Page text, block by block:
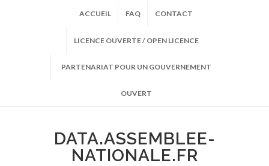
ACCUEIL FAQ CONTACT
LICENCE OUVERTE / OPEN LICENCE
PARTENARIAT POUR UN GOUVERNEMENT
OUVERT
DATA.ASSEMBLEE-
NATIONALE.FR